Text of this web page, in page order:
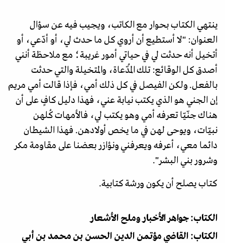
ينتهي الكتاب بحوار مع الكاتب، ويجيب فيه عن سؤال
العنوان: "لا أستطيع أن أروي كل ما حدث لي، أو أدّعي، أو
أتخيل أنه حدثت لي في حياتي أمور غريبة؛ مع ملاحظة أنني
أصدق كل الوقائع: تلك المُدّعاة، والمتخيلة والتي حدثت
بالفعل. ولكن الفيصل في كل ذلك أمي، فإذا قالت أمي مريم
إن الجني هو الذي يكتب نيابة عني، فهذا دليل كافٍ على أن
هناك جنّيّا تعرفه أمي وهو يكتب لي، فالأمهات كُلهن
نبيّات، ويوحى لهن في ما يخص أولادهن. فهذا الشيطان
دائما معي، أعرفه ويعرفني ونؤازر بعضنا على مقاومة مكر
وشرور بني البشر".
كتاب يصلح أن يكون ورشة كتابية.
الكتاب: جواهر الأخبار وملح الأشعار
الكتاب: القاضي مؤتمن الدين الحسن بن محمد بن أبي